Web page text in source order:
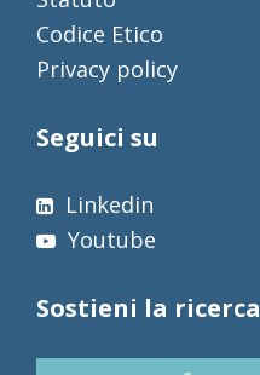
Codice Etico
Privacy policy
Seguici su
Linkedin
Youtube
Sostieni la ricerca